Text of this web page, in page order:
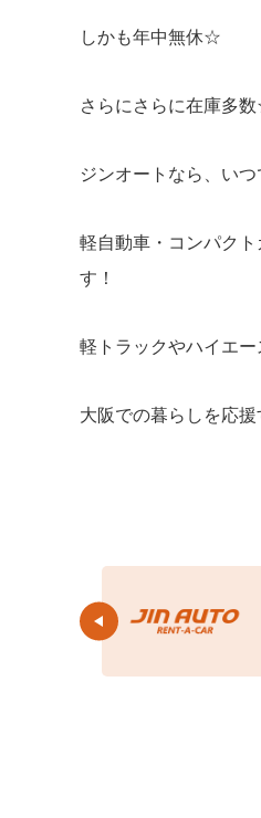
しかも年中無休☆
さらにさらに在庫多
ジンオートなら、い
軽自動車・コンパク
す！
軽トラックやハイエ
大阪での暮らしを応